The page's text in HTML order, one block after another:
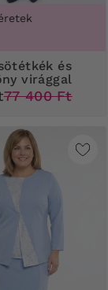
virággal
77 400 Ft